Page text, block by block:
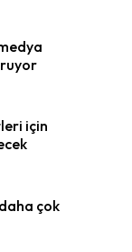
için
daha çok